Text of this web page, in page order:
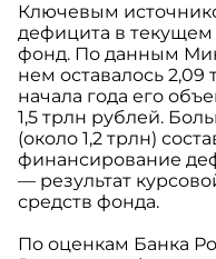
Ключевым
дефицита в текущем
фонд. По данным
нем оставалось 2,09
начала года его
1,5 трлн рублей.
(около 1,2 трлн)
финансирование
— результат
средств фонда.
По оценкам Банка